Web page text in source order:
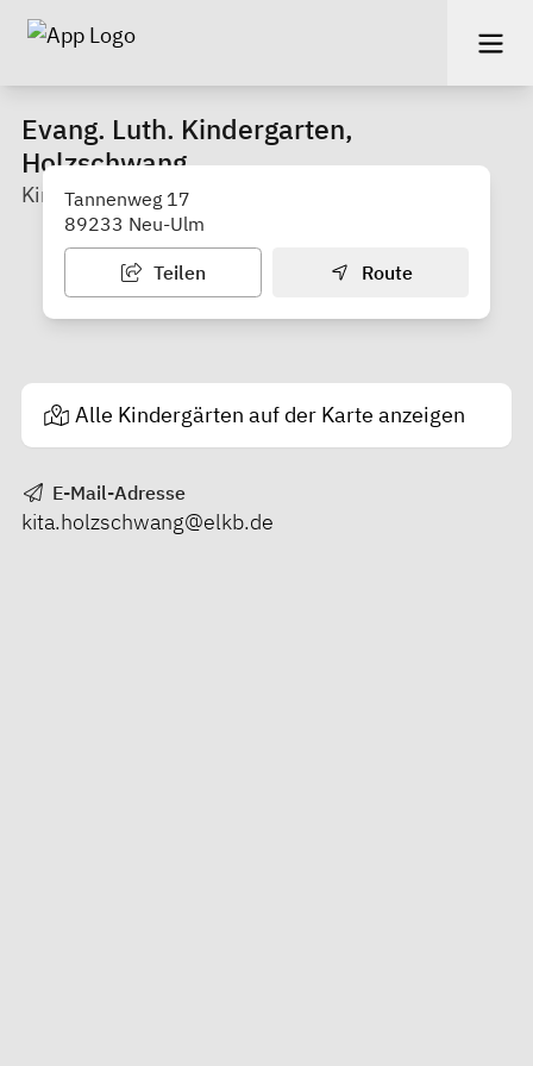
Evang. Luth. Kindergarten,
Holzschwang
Kindergarten
Tannenweg 17
89233 Neu-Ulm
Teilen Route
Alle Kindergärten auf der Karte anzeigen
E-Mail-Adresse
kita.holzschwang@elkb.de